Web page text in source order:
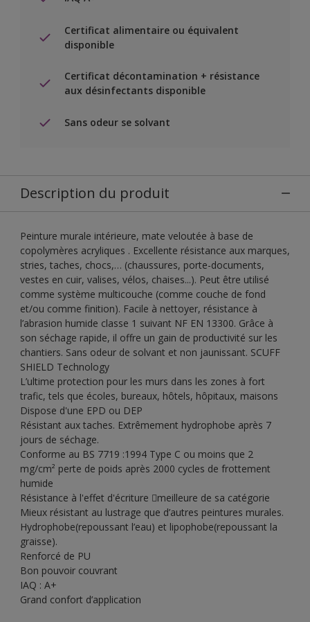
Certificat alimentaire ou équivalent
disponible
Certificat décontamination + résistance
aux désinfectants disponible
Sans odeur se solvant
Description du produit
Peinture murale intérieure, mate veloutée à base de
copolymères acryliques . Excellente résistance aux marques,
stries, taches, chocs,… (chaussures, porte-documents,
vestes en cuir, valises, vélos, chaises...). Peut être utilisé
comme système multicouche (comme couche de fond
et/ou comme finition). Facile à nettoyer, résistance à
l’abrasion humide classe 1 suivant NF EN 13300. Grâce à
son séchage rapide, il offre un gain de productivité sur les
chantiers. Sans odeur de solvant et non jaunissant. SCUFF
SHIELD Technology
L’ultime protection pour les murs dans les zones à fort
trafic, tels que écoles, bureaux, hôtels, hôpitaux, maisons
Dispose d'une EPD ou DEP
Résistant aux taches. Extrêmement hydrophobe après 7
jours de séchage.
Conforme au BS 7719 :1994 Type C ou moins que 2
mg/cm² perte de poids après 2000 cycles de frottement
humide
Résistance à l'effet d'écriture meilleure de sa catégorie
Mieux résistant au lustrage que d’autres peintures murales.
Hydrophobe(repoussant l’eau) et lipophobe(repoussant la
graisse).
Renforcé de PU
Bon pouvoir couvrant
IAQ : A+
Grand confort d’application